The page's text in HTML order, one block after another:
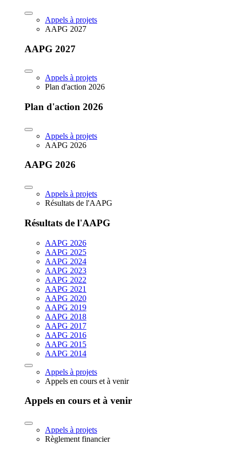
Appels à projets
AAPG 2027
AAPG 2027
Appels à projets
Plan d'action 2026
Plan d'action 2026
Appels à projets
AAPG 2026
AAPG 2026
Appels à projets
Résultats de l'AAPG
Résultats de l'AAPG
AAPG 2026
AAPG 2025
AAPG 2024
AAPG 2023
AAPG 2022
AAPG 2021
AAPG 2020
AAPG 2019
AAPG 2018
AAPG 2017
AAPG 2016
AAPG 2015
AAPG 2014
Appels à projets
Appels en cours et à venir
Appels en cours et à venir
Appels à projets
Règlement financier